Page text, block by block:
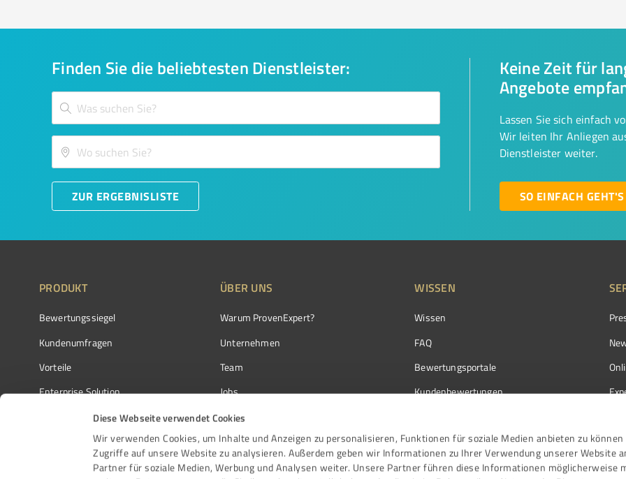
Diese Webseite verwendet Cookies
Wir verwenden Cookies, um Inhalte und Anzeigen zu personalisieren, Funktionen für soziale Medien anbieten zu können
Zugriffe auf unsere Website zu analysieren. Außerdem geben wir Informationen zu Ihrer Verwendung unserer Website
Partner für soziale Medien, Werbung und Analysen weiter. Unsere Partner führen diese Informationen möglicherweise
Finden Sie die beliebtesten Dienstleister:
ZUR ERGEBNISLISTE
Keine Zeit für
Angebote
Lassen Sie sich einfach
Wir leiten Ihr Anliegen
Dienstleister weiter.
SO EINFACH GEHT'S
PRODUKT
Bewertungssiegel
Kundenumfragen
Vorteile
Enterprise Solution
Partnerprogramm
Auszeichnungen
ÜBER UNS
Warum ProvenExpert?
Unternehmen
Team
Jobs
Kundenstimmen
Kontakt
WISSEN
Wissen
FAQ
Bewertungsportale
Kundenbewertungen
Bewertungs­richtlinien
Events